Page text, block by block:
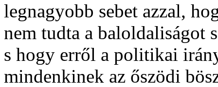
legnagyobb sebet azzal,
nem tudta a baloldaliságot
s hogy erről a politikai
mindenkinek az őszödi